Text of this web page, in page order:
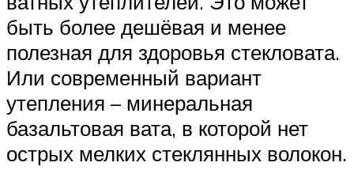
быть более дешёвая и менее
полезная для здоровья стекловата.
Или современный вариант
утепления – минеральная
базальтовая вата, в которой нет
острых мелких стеклянных волокон.